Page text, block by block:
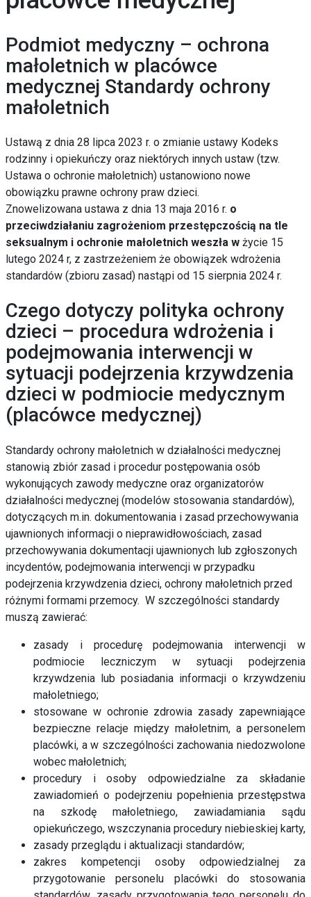
Podmiot medyczny – ochrona
małoletnich w placówce
medycznej Standardy ochrony
małoletnich
Ustawą z dnia 28 lipca 2023 r. o zmianie ustawy Kodeks
rodzinny i opiekuńczy oraz niektórych innych ustaw (tzw.
Ustawa o ochronie małoletnich) ustanowiono nowe
obowiązku prawne ochrony praw dzieci.
Znowelizowana ustawa z dnia 13 maja 2016 r. o
przeciwdziałaniu zagrożeniom przestępczością na tle
seksualnym i ochronie małoletnich weszła w życie 15
lutego 2024 r, z zastrzeżeniem że obowiązek wdrożenia
standardów (zbioru zasad) nastąpi od 15 sierpnia 2024 r.
Czego dotyczy polityka ochrony
dzieci – procedura wdrożenia i
podejmowania interwencji w
sytuacji podejrzenia krzywdzenia
dzieci w podmiocie medycznym
(placówce medycznej)
Standardy ochrony małoletnich w działalności medycznej
stanowią zbiór zasad i procedur postępowania osób
wykonujących zawody medyczne oraz organizatorów
działalności medycznej (modelów stosowania standardów),
dotyczących m.in. dokumentowania i zasad przechowywania
ujawnionych informacji o nieprawidłowościach, zasad
przechowywania dokumentacji ujawnionych lub zgłoszonych
incydentów, podejmowania interwencji w przypadku
podejrzenia krzywdzenia dzieci, ochrony małoletnich przed
różnymi formami przemocy. W szczególności standardy
muszą zawierać:
zasady i procedurę podejmowania interwencji w
podmiocie leczniczym w sytuacji podejrzenia
krzywdzenia lub posiadania informacji o krzywdzeniu
małoletniego;
stosowane w ochronie zdrowia zasady zapewniające
bezpieczne relacje między małoletnim, a personelem
placówki, a w szczególności zachowania niedozwolone
wobec małoletnich;
procedury i osoby odpowiedzialne za składanie
zawiadomień o podejrzeniu popełnienia przestępstwa
na szkodę małoletniego, zawiadamiania sądu
opiekuńczego, wszczynania procedury niebieskiej karty,
zasady przeglądu i aktualizacji standardów;
zakres kompetencji osoby odpowiedzialnej za
przygotowanie personelu placówki do stosowania